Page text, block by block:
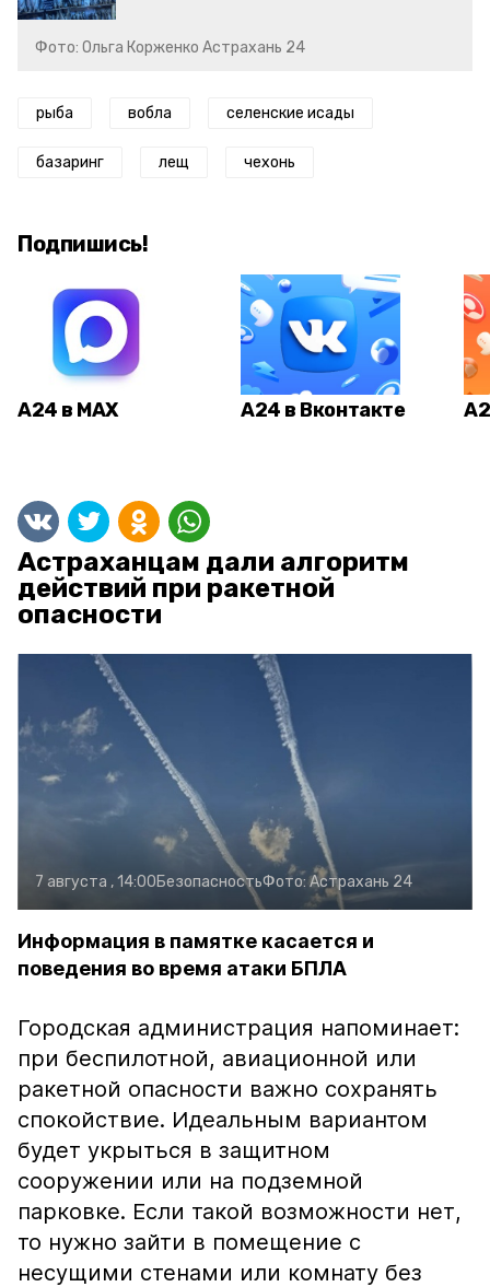
Фото: Ольга Корженко Астрахань 24
рыба вобла селенские исады
базаринг лещ чехонь
Подпишись!
А24 в MAX А24 в Вконтакте
Астраханцам дали алгоритм
действий при ракетной
опасности
7 августа , 14:00БезопасностьФото: Астрахань 24
Информация в памятке касается и
поведения во время атаки БПЛА
Городская администрация напоминает:
при беспилотной, авиационной или
ракетной опасности важно сохранять
спокойствие. Идеальным вариантом
будет укрыться в защитном
сооружении или на подземной
парковке. Если такой возможности нет,
то нужно зайти в помещение с
несущими стенами или комнату без